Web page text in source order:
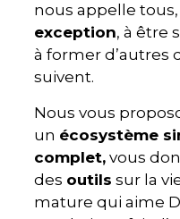
nous appelle tous,
exception, à être
à former d’autres
suivent.
Nous vous
un écosystème
complet, vous
des outils sur la
mature qui aime